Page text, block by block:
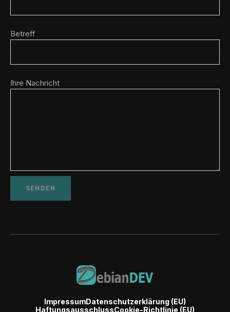
Betreff
Ihre Nachricht
ImpressumDatenschutzerklärung (EU)
HaftungsausschlussCookie-Richtlinie (EU)